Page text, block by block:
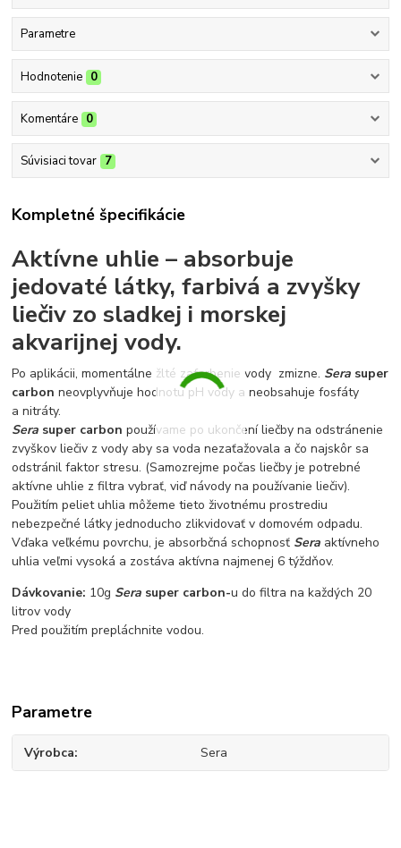
Parametre
Hodnotenie 0
Komentáre 0
Súvisiaci tovar 7
Kompletné špecifikácie
Aktívne uhlie – absorbuje
jedovaté látky, farbivá a zvyšky
liečiv zo sladkej i morskej
akvarijnej vody.
Po aplikácii, momentálne žlté zafarbenie vody zmizne. Sera super
carbon neovplyvňuje hodnotu pH vody a neobsahuje fosfáty
a nitráty.
Sera super carbon používame po ukončení liečby na odstránenie
zvyškov liečiv z vody aby sa voda nezaťažovala a čo najskôr sa
odstránil faktor stresu. (Samozrejme počas liečby je potrebné
aktívne uhlie z filtra vybrať, viď návody na používanie liečiv).
Použitím peliet uhlia môžeme tieto životnému prostrediu
nebezpečné látky jednoducho zlikvidovať v domovém odpadu.
Vďaka veľkému povrchu, je absorbčná schopnosť Sera aktívneho
uhlia veľmi vysoká a zostáva aktívna najmenej 6 týždňov.
Dávkovanie: 10g Sera super carbon-u do filtra na každých 20
litrov vody
Pred použitím prepláchnite vodou.
Parametre
Výrobca Sera